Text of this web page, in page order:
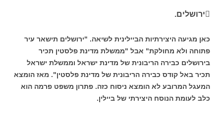
ירושלים.
כאן מגיעה היצירתיות הביילינית לשיאה. "ירושלים תישאר עיר
פתוחה ולא מחולקת" אבל "ממשלת מדינת פלסטין תכיר
בירושלים כבירה הריבונית של מדינת ישראל וממשלת ישראל
תכיר באל קודס כבירה הריבונית של מדינת פלסטין". מאז הומצא
המעגל המרובע לא הומצא ניסוח כזה. פתרון משפט פרמה הוא
כלב לעומת הנוסח היצירתי של ביילין.